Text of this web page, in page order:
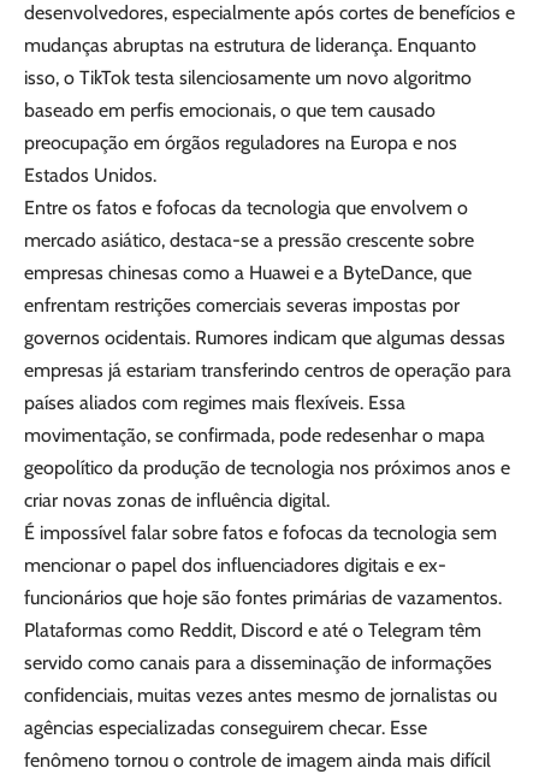
desenvolvedores, especialmente após cortes de benefícios e
mudanças abruptas na estrutura de liderança. Enquanto
isso, o TikTok testa silenciosamente um novo algoritmo
baseado em perfis emocionais, o que tem causado
preocupação em órgãos reguladores na Europa e nos
Estados Unidos.
Entre os fatos e fofocas da tecnologia que envolvem o
mercado asiático, destaca-se a pressão crescente sobre
empresas chinesas como a Huawei e a ByteDance, que
enfrentam restrições comerciais severas impostas por
governos ocidentais. Rumores indicam que algumas dessas
empresas já estariam transferindo centros de operação para
países aliados com regimes mais flexíveis. Essa
movimentação, se confirmada, pode redesenhar o mapa
geopolítico da produção de tecnologia nos próximos anos e
criar novas zonas de influência digital.
É impossível falar sobre fatos e fofocas da tecnologia sem
mencionar o papel dos influenciadores digitais e ex-
funcionários que hoje são fontes primárias de vazamentos.
Plataformas como Reddit, Discord e até o Telegram têm
servido como canais para a disseminação de informações
confidenciais, muitas vezes antes mesmo de jornalistas ou
agências especializadas conseguirem checar. Esse
fenômeno tornou o controle de imagem ainda mais difícil